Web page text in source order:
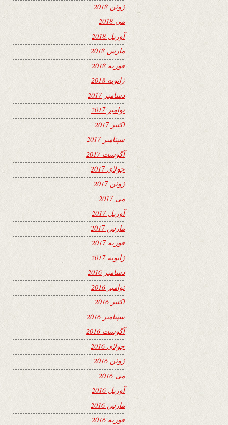
ژوئن 2018
می 2018
آوریل 2018
مارس 2018
فوریه 2018
ژانویه 2018
دسامبر 2017
نوامبر 2017
اکتبر 2017
سپتامبر 2017
آگوست 2017
جولای 2017
ژوئن 2017
می 2017
آوریل 2017
مارس 2017
فوریه 2017
ژانویه 2017
دسامبر 2016
نوامبر 2016
اکتبر 2016
سپتامبر 2016
آگوست 2016
جولای 2016
ژوئن 2016
می 2016
آوریل 2016
مارس 2016
فوریه 2016